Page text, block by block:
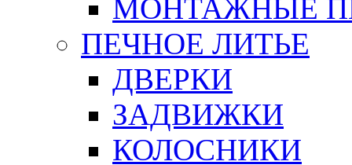
МОНТАЖНЫЕ
ПЕЧНОЕ ЛИТЬЕ
ДВЕРКИ
ЗАДВИЖКИ
КОЛОСНИКИ